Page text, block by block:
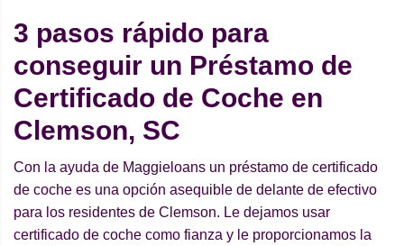
3 pasos rápido para
conseguir un Préstamo de
Certificado de Coche en
Clemson, SC
Con la ayuda de Maggieloans un préstamo de certificado
de coche es una opción asequible de delante de efectivo
para los residentes de Clemson. Le dejamos usar
certificado de coche como fianza y le proporcionamos la